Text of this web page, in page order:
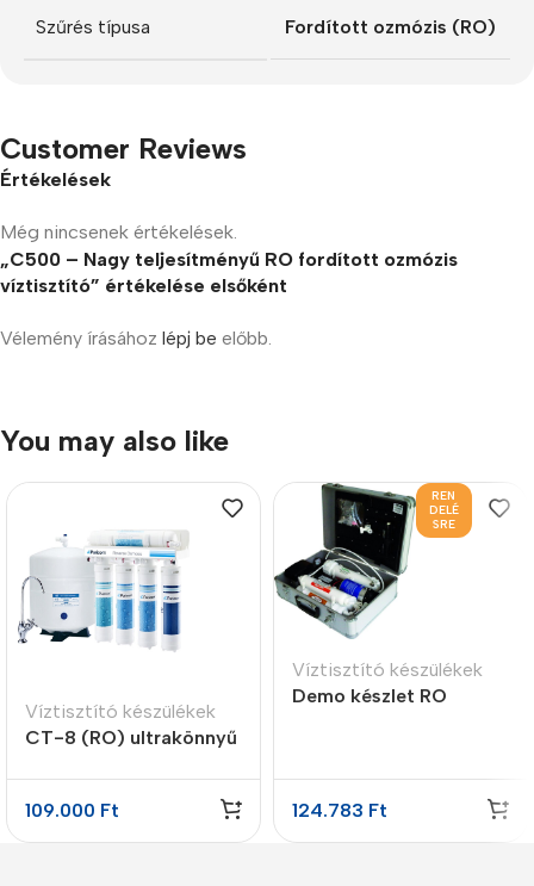
Szűrés típusa Fordított ozmózis (RO)
Customer Reviews
Értékelések
Még nincsenek értékelések.
„C500 – Nagy teljesítményű RO fordított ozmózis
víztisztító” értékelése elsőként
Vélemény írásához lépj be előbb.
You may also like
Víztisztító készülékek
CT-8 (RO) ultrakönnyű
nyomásfokozó
pumpával
109.000 Ft
REN
DELÉ
SRE
Víztisztító készülékek
Demo készlet RO
124.783 Ft